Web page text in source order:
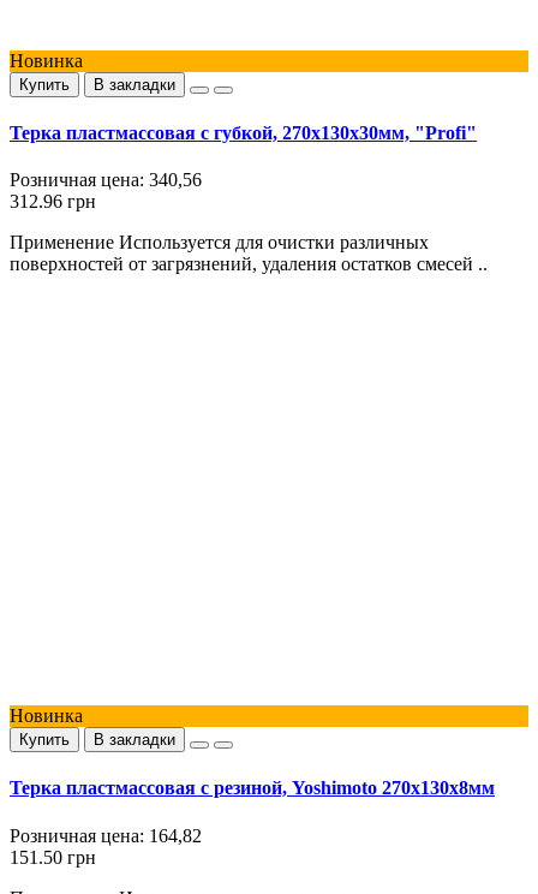
Новинка
Купить В закладки
Терка пластмассовая с губкой, 270x130x30мм, "Profi"
Розничная цена: 340,56
312.96 грн
Применение Используется для очистки различных
поверхностей от загрязнений, удаления остатков смесей ..
Новинка
Купить В закладки
Терка пластмассовая с резиной, Yoshimoto 270x130x8мм
Розничная цена: 164,82
151.50 грн